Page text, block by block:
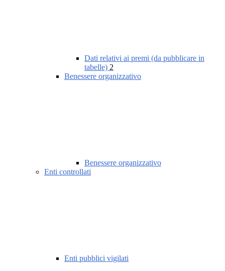
Dati relativi ai premi (da pubblicare in
tabelle) 2
Benessere organizzativo
Benessere organizzativo
Enti controllati
Enti pubblici vigilati